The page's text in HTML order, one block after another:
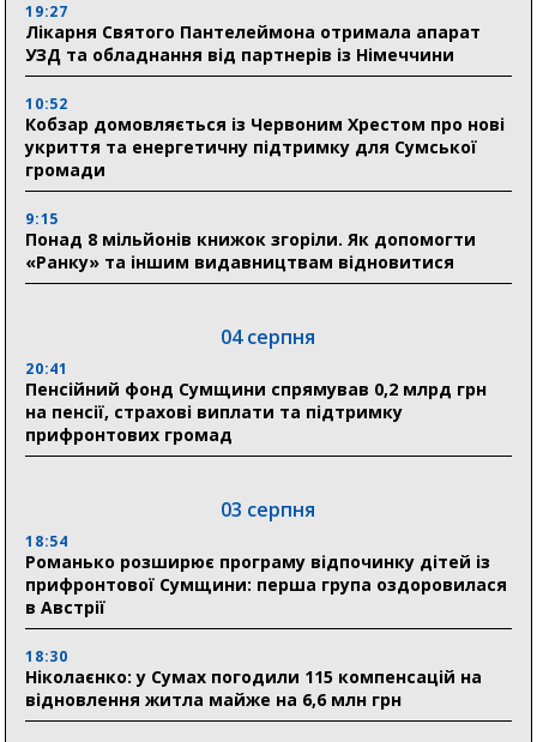
19:27
Лікарня Святого Пантелеймона отримала апарат
УЗД та обладнання від партнерів із Німеччини
10:52
Кобзар домовляється із Червоним Хрестом про нові
укриття та енергетичну підтримку для Сумської
громади
9:15
Понад 8 мільйонів книжок згоріли. Як допомогти
«Ранку» та іншим видавництвам відновитися
04 серпня
20:41
Пенсійний фонд Сумщини спрямував 0,2 млрд грн
на пенсії, страхові виплати та підтримку
прифронтових громад
03 серпня
18:54
Романько розширює програму відпочинку дітей із
прифронтової Сумщини: перша група оздоровилася
в Австрії
18:30
Ніколаєнко: у Сумах погодили 115 компенсацій на
відновлення житла майже на 6,6 млн грн